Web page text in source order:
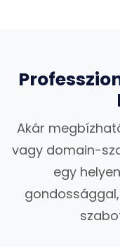
Akár
vagy domain-
egy